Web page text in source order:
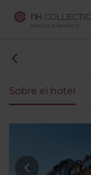
Sobre el hotel